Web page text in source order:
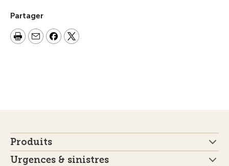
Partager
Produits
Urgences & sinistres